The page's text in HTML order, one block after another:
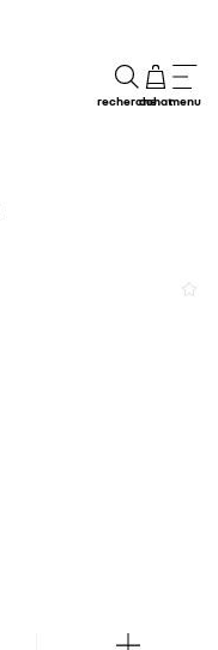
rechercheachatmenu